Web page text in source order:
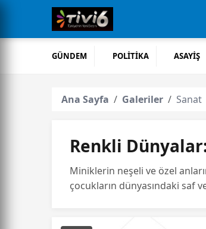
GÜNDEM POLİTİKA ASAYİŞ
Ana Sayfa Galeriler Sanat
Renkli
Miniklerin neşeli ve özel
çocukların dünyasındaki saf